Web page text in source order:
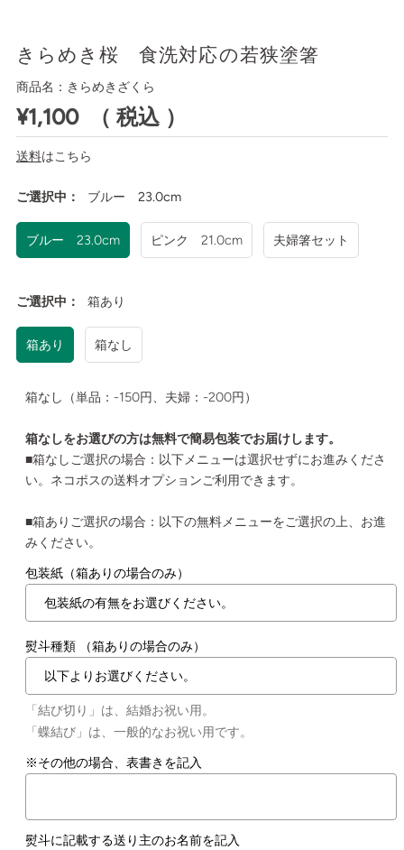
きらめき桜 食洗対応の若狭塗箸
商品名：きらめきざくら
¥1,100 （ 税込 ）
送料はこちら
ご選択中： ブルー 23.0cm
ブルー 23.0cm ピンク 21.0cm 夫婦箸セット
ご選択中： 箱あり
箱あり 箱なし
箱なし（単品：-150円、夫婦：-200円）
箱なしをお選びの方は無料で簡易包装でお届けします。
■箱なしご選択の場合：以下メニューは選択せずにお進みくださ
い。ネコポスの送料オプションご利用できます。
■箱ありご選択の場合：以下の無料メニューをご選択の上、お進
みください。
包装紙（箱ありの場合のみ）
熨斗種類 （箱ありの場合のみ）
「結び切り」は、結婚お祝い用。
「蝶結び」は、一般的なお祝い用です。
※その他の場合、表書きを記入
熨斗に記載する送り主のお名前を記入